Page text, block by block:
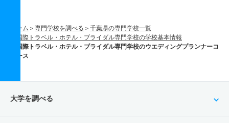
ホーム 専門学校を調べる
千葉県の専門学校一覧
国際トラベル・ホテル・ブライダル専門学校の学校基本情報
国際トラベル・ホテル・ブライダル専門学校のウエディングプランナーコ
ース
大学を調べる